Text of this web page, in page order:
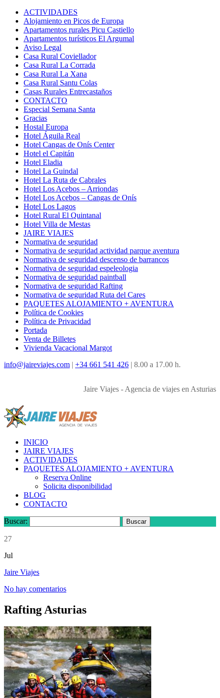
ACTIVIDADES
Alojamiento en Picos de Europa
Apartamentos rurales Picu Castiello
Apartamentos turísticos El Argumal
Aviso Legal
Casa Rural Coviellador
Casa Rural La Corrada
Casa Rural La Xana
Casa Rural Santu Colas
Casas Rurales Entrecastaños
CONTACTO
Especial Semana Santa
Gracias
Hostal Europa
Hotel Águila Real
Hotel Cangas de Onís Center
Hotel el Capitán
Hotel Eladia
Hotel La Guindal
Hotel La Ruta de Cabrales
Hotel Los Acebos – Arriondas
Hotel Los Acebos – Cangas de Onís
Hotel Los Lagos
Hotel Rural El Quintanal
Hotel Villa de Mestas
JAIRE VIAJES
Normativa de seguridad
Normativa de seguridad actividad parque aventura
Normativa de seguridad descenso de barrancos
Normativa de seguridad espeleologia
Normativa de seguridad paintball
Normativa de seguridad Rafting
Normativa de seguridad Ruta del Cares
PAQUETES ALOJAMIENTO + AVENTURA
Política de Cookies
Política de Privacidad
Portada
Venta de Billetes
Vivienda Vacacional Margot
info@jaireviajes.com | +34 661 541 426 | 8.00 a 17.00 h.
Jaire Viajes - Agencia de viajes en Asturias
INICIO
JAIRE VIAJES
ACTIVIDADES
PAQUETES ALOJAMIENTO + AVENTURA
Reserva Online
Solicita disponibilidad
BLOG
CONTACTO
Buscar:
27
Jul
Jaire Viajes
No hay comentarios
Rafting Asturias